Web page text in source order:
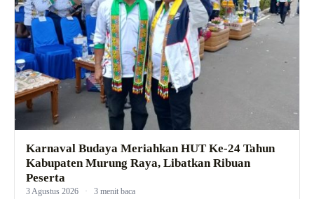
Karnaval Budaya Meriahkan HUT Ke-24 Tahun
Kabupaten Murung Raya, Libatkan Ribuan
Peserta
3 Agustus 2026 · 3 menit baca